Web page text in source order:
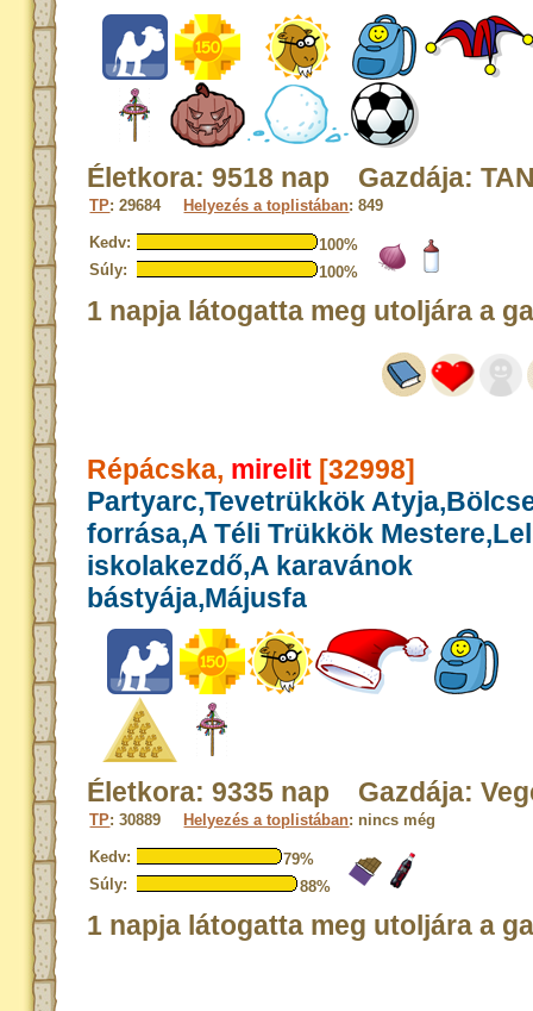
Életkora: 9518 nap Gazdája:
TP: 29684 Helyezés a toplistában: 849
Kedv:
100%
Súly:
100%
1 napja látogatta meg utoljára a
Répácska, mirelit [32998]
Partyarc,Tevetrükkök
forrása,A Téli Trükkök
iskolakezdő,A karavánok
bástyája,Májusfa
Életkora: 9335 nap Gazdája:
TP: 30889 Helyezés a toplistában: nincs még
Kedv:
79%
Súly:
88%
1 napja látogatta meg utoljára a